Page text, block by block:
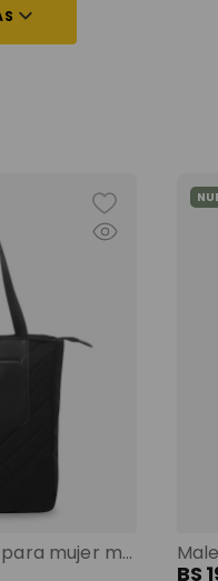
Shopping bag grande para mujer malawi porta pc 13" negro color: negro
BS